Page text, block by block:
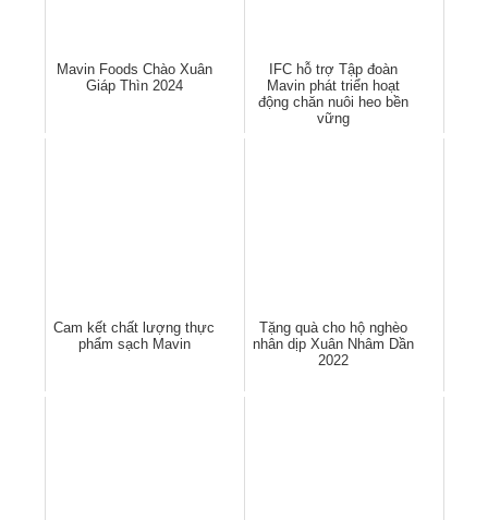
Mavin Foods Chào Xuân
Giáp Thìn 2024
IFC hỗ trợ Tập đoàn
Mavin phát triển hoạt
động chăn nuôi heo bền
vững
Cam kết chất lượng thực
phẩm sạch Mavin
Tặng quà cho hộ nghèo
nhân dịp Xuân Nhâm Dần
2022